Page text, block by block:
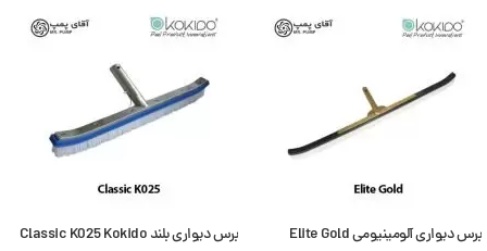
برس دیواری آلومینیومی Elite Gold
برس دیواری بلند Classic K025 Kokido